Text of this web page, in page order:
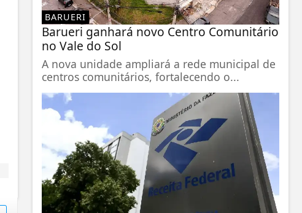
BARUERI
Barueri ganhará novo Centro Comunitário
no Vale do Sol
A nova unidade ampliará a rede municipal de
centros comunitários, fortalecendo o...